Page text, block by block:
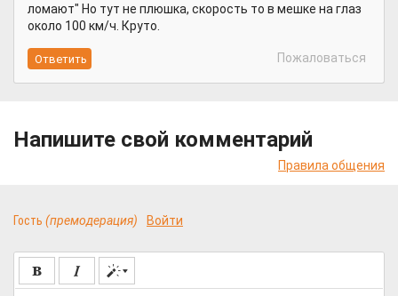
ломают" Но тут не плюшка, скорость то в мешке на глаз
около 100 км/ч. Круто.
Пожаловаться
Напишите свой комментарий
Правила общения
Гость (премодерация) Войти